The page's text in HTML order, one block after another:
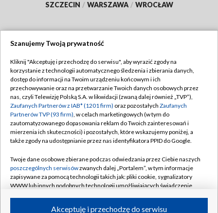
SZCZECIN / WARSZAWA / WROCŁAW
TVP
Abonament TVP
Emisja w TVP
Centrum informacji TVP
Naziemna Telewizja Cyfrowa
Rada Programowa
System NOS
Informacje o nadawcy
Regulamin TVP
Polityka prywatności
Moje zgody
Pomoc
Kontakt
Kanały
Szanujemy Twoją prywatność
Kliknij "Akceptuję i przechodzę do serwisu", aby wyrazić zgody na
korzystanie z technologii automatycznego śledzenia i zbierania danych,
dostęp do informacji na Twoim urządzeniu końcowym i ich
przechowywanie oraz na przetwarzanie Twoich danych osobowych przez
nas, czyli Telewizję Polską S.A. w likwidacji (zwaną dalej również „TVP”),
Zaufanych Partnerów z IAB* (1201 firm) oraz pozostałych Zaufanych
Partnerów TVP (93 firm), w celach marketingowych (w tym do
zautomatyzowanego dopasowania reklam do Twoich zainteresowań i
mierzenia ich skuteczności) i pozostałych, które wskazujemy poniżej, a
także zgody na udostępnianie przez nas identyfikatora PPID do Google.
Twoje dane osobowe zbierane podczas odwiedzania przez Ciebie naszych
poszczególnych serwisówzwanych dalej „Portalem”, w tym informacje
zapisywane za pomocą technologii takich jak: pliki cookie, sygnalizatory
WWW lub innych podobnych technologii umożliwiających świadczenie
Akceptuję i przechodzę do serwisu